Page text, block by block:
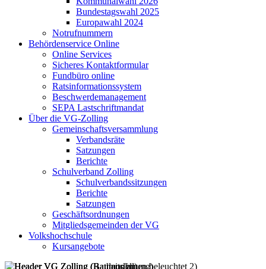
Bundestagswahl 2025
Europawahl 2024
Notrufnummern
Behördenservice Online
Online Services
Sicheres Kontaktformular
Fundbüro online
Ratsinformationssystem
Beschwerdemanagement
SEPA Lastschriftmandat
Über die VG-Zolling
Gemeinschaftsversammlung
Verbandsräte
Satzungen
Berichte
Schulverband Zolling
Schulverbandssitzungen
Berichte
Satzungen
Geschäftsordnungen
Mitgliedsgemeinden der VG
Volkshochschule
Kursangebote